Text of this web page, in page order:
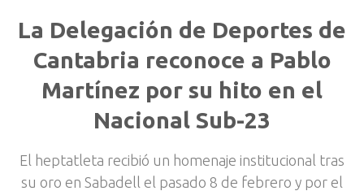
La Delegación de Deportes de
Cantabria reconoce a Pablo
Martínez por su hito en el
Nacional Sub-23
El heptatleta recibió un homenaje institucional tras
su oro en Sabadell el pasado 8 de febrero y por el